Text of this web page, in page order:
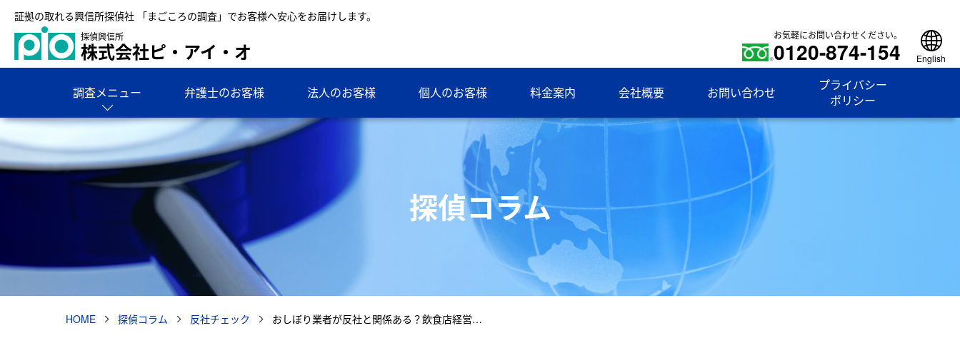
証拠の取れる興信所探偵社 「まごころの調査」でお客様へ安心をお届けします。
探偵興信所
株式会社ピ・アイ・オ
お気軽にお問い合わせください。
0120-874-154 English
調査メニュー 弁護士のお客様 法人のお客様 個人のお客様 料金案内 会社概要 お問い合わせ
プライバシー
ポリシー
探偵コラム
HOME 探偵コラム 反社チェック おしぼり業者が反社と関係ある？飲食店経営…